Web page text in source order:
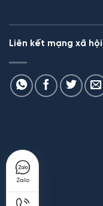
Zalo
Liên kết mạng xã hội